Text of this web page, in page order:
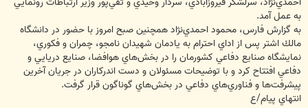
به عمل آمد.
به گزارش فارس، محمود احمدي‌نژاد همچنين صبح امروز ‌با حضور در دانشگاه
مالك‌ اشتر پس از اداي احترام به يادمان شهيدان نامجو‌، چمران و فكوري،
نمايشگاه صنايع دفاعي كشورمان را در بخش‌هاي هوافضا‌، صنايع دريايي و
دفاعي افتتاح كرد و با توضيحات مسئولان و دست اندركاران در جريان آخرين
پيشرفت‌ها و فناوري‌هاي دفاعي ‌در بخش‌هاي گوناگون قرار گرفت‌.
انتهاي پيام/ع